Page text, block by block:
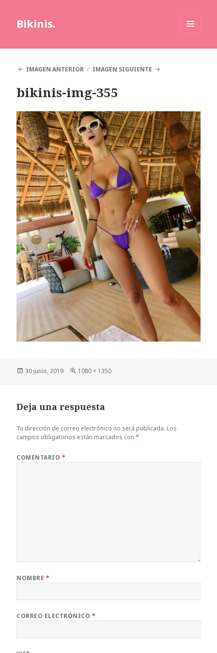
Bikinis.
IMAGEN ANTERIOR
IMAGEN SIGUIENTE
bikinis-img-355
Publicado
30 junio, 2019
Tamaño
1080 × 1350
Deja una respuesta
Tu dirección de correo electrónico no será publicada. Los
campos obligatorios están marcados con*
COMENTARIO *
NOMBRE *
CORREO ELECTRÓNICO *